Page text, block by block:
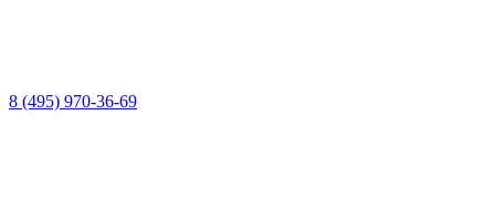
8 (495) 970-36-69